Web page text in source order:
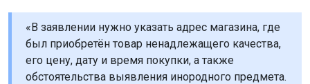
«В заявлении нужно указать адрес магазина, где
был приобретён товар ненадлежащего качества,
его цену, дату и время покупки, а также
обстоятельства выявления инородного предмета.